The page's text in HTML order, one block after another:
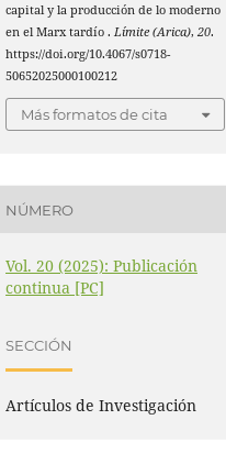
capital y la producción de lo moderno
en el Marx tardío .Límite (Arica),20.
https://doi.org/10.4067/s0718-
50652025000100212
Más formatos de cita
NÚMERO
Vol. 20 (2025): Publicación
continua [PC]
SECCIÓN
Artículos de Investigación